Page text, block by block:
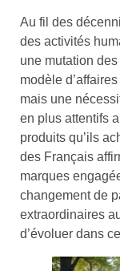
Au fil des
des activités
une mutation
modèle
mais une
en plus attentifs
produits qu’ils
des Français
marques
changement de
extraordinaires
d’évoluer dans